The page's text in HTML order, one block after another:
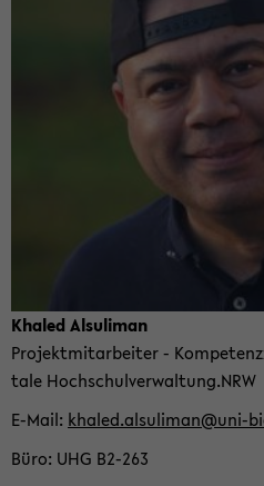
Kha­led Al­su­li­man
Pro­jekt­mit­ar­bei­ter -
ta­le Hoch­schul­ver­wal­tung.NRW
E-​Mail kha­led.al­su­li­man@uni-​
Büro UHG B2-​263